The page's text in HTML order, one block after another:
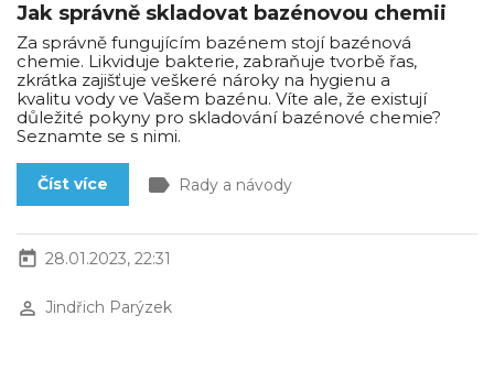
Jak správně skladovat bazénovou chemii
Za správně fungujícím bazénem stojí bazénová
chemie. Likviduje bakterie, zabraňuje tvorbě řas,
zkrátka zajišťuje veškeré nároky na hygienu a
kvalitu vody ve Vašem bazénu. Víte ale, že existují
důležité pokyny pro skladování bazénové chemie?
Seznamte se s nimi.
Číst více label Rady a návody
today 28.01.2023, 22:31
perm_identity Jindřich Parýzek